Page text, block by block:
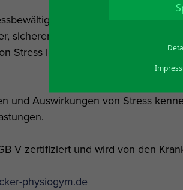
richtet sich an alle, die
sicherer und damit gesünder
Stress leiden oder es erst gar nicht
und Auswirkungen von Stress
V zertifiziert und wird von den
physiogym.de